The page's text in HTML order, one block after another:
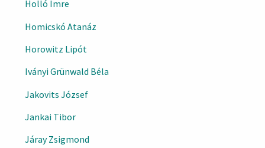
Holló Imre
Homicskó Atanáz
Horowitz Lipót
Iványi Grünwald Béla
Jakovits József
Jankai Tibor
Járay Zsigmond